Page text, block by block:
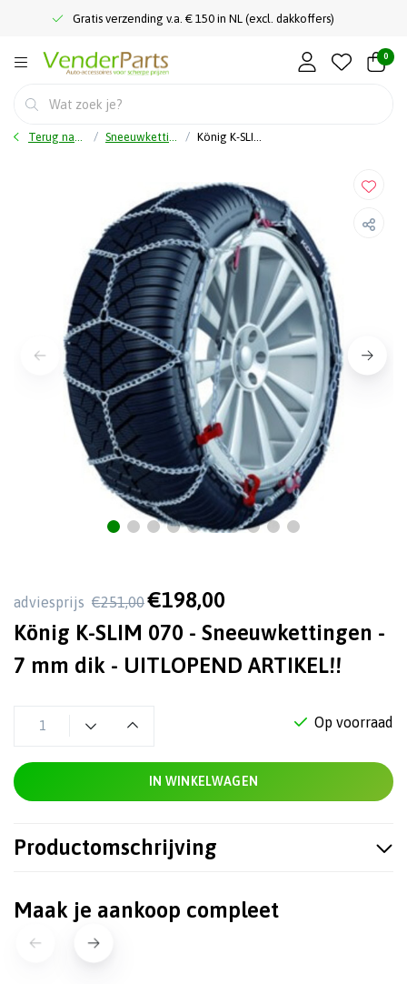
Gratis verzending v.a. € 150 in NL (excl. dakkoffers)
0
Terug naar home Sneeuwkettingen König K-SLIM 070 - Sneeuwkettingen - 7 mm dik - UITLOPEND ARTIKEL!!
adviesprijs €251,00 €198,00
König K-SLIM 070 - Sneeuwkettingen -
7 mm dik - UITLOPEND ARTIKEL!!
Op voorraad
IN WINKELWAGEN
Productomschrijving
Maak je aankoop compleet